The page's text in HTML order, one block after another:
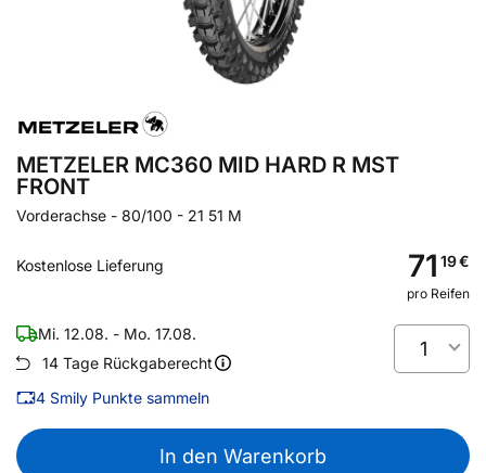
METZELER MC360 MID HARD R MST
FRONT
Vorderachse - 80/100 - 21 51 M
Kostenlose Lieferung 71 19€
pro Reifen
Mi. 12.08. - Mo. 17.08.
14 Tage Rückgaberecht
4 Smily Punkte sammeln
1
In den Warenkorb